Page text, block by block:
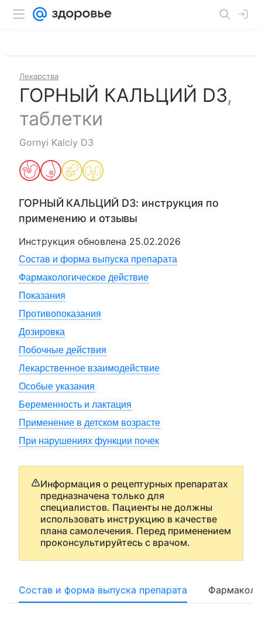
Лекарства
ГОРНЫЙ КАЛЬЦИЙ D3,
таблетки
Gornyi Kalciy D3
ГОРНЫЙ КАЛЬЦИЙ D3: инструкция по
применению и отзывы
Инструкция обновлена 25.02.2026
Состав и форма выпуска препарата
Фармакологическое действие
Показания
Противопоказания
Дозировка
Побочные действия
Лекарственное взаимодействие
Особые указания
Беременность и лактация
Применение в детском возрасте
При нарушениях функции почек
Информация о рецептурных препаратах
предназначена только для
специалистов. Пациенты не должны
использовать инструкцию в качестве
плана самолечения. Перед применением
проконсультируйтесь с врачом.
Состав и форма выпуска препарата